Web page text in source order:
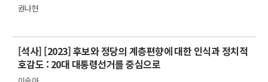
권나현
[석사] [2023] 후보와 정당의 계층편향에 대한 인식과 정치적
호감도 : 20대 대통령선거를 중심으로